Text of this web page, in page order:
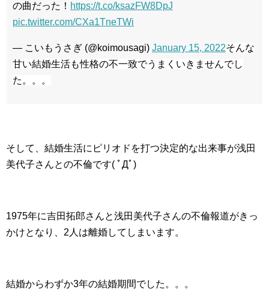
の曲だった！ https://t.co/ksazFW8DpJ
pic.twitter.com/CXa1TneTWi
— こいもうさぎ (@koimousagi) January 15, 2022そんな
甘い結婚生活も性格の不一致でうまくいきませんでし
た。。。
そして、結婚生活にピリオドを打つ決定的な出来事が浅田
美代子さんとの不倫です( ﾟДﾟ)
1975年に吉田拓郎さんと浅田美代子さんの不倫報道がきっ
かけとなり、2人は離婚してしまいます。
結婚からわずか3年の結婚期間でした。。。